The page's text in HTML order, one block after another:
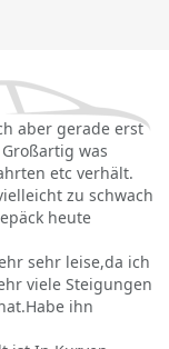
aber gerade erst
was
etc verhält.
zu schwach
heute
sehr leise,da ich
viele Steigungen
ihn